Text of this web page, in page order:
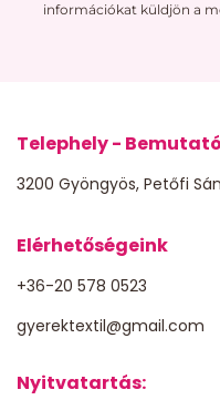
információkat küldjön a
Telephely -
3200 Gyöngyös, Petőfi
Elérhetőségeink
+36-20 578 0523
gyerektextil@gmail.com
Nyitvatartás: